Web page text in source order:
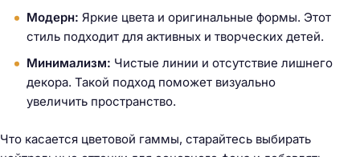
Модерн: Яркие цвета и оригинальные формы. Этот
стиль подходит для активных и творческих детей.
Минимализм: Чистые линии и отсутствие лишнего
декора. Такой подход поможет визуально
увеличить пространство.
Что касается цветовой гаммы, старайтесь выбирать